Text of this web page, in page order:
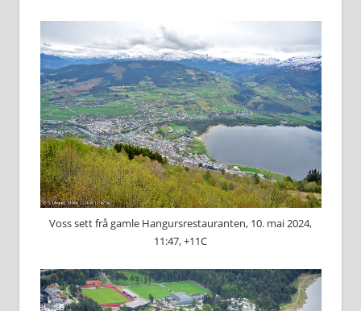
Voss sett frå gamle Hangursrestauranten, 10. mai 2024,
11:47, +11C